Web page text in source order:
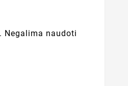
Negalima naudoti